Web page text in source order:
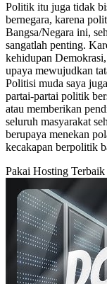
Politik itu juga tidak
bernegara, karena
Bangsa/Negara ini,
sangatlah penting.
kehidupan
upaya mewujudkan
Politisi muda saya
partai-partai politik
atau memberikan
seluruh masyarakat
berupaya menekan
kecakapan berpolitik
Pakai Hosting